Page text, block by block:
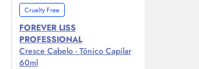
Cruelty Free
FOREVER LISS
PROFESSIONAL
Cresce Cabelo - Tônico Capilar
60ml